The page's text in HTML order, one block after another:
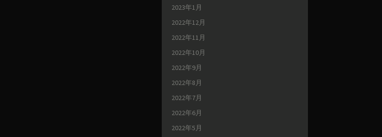
2023年1月
2022年12月
2022年11月
2022年10月
2022年9月
2022年8月
2022年7月
2022年6月
2022年5月